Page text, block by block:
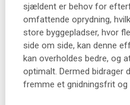
sjældent er behov for
omfattende oprydning,
store byggepladser, hvor
side om side, kan denne
kan overholdes bedre, og
optimalt. Dermed bidrager
fremme et gnidningsfrit og